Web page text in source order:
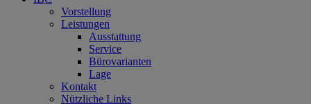
Vorstellung
Leistungen
Ausstattung
Service
Bürovarianten
Lage
Kontakt
Nützliche Links